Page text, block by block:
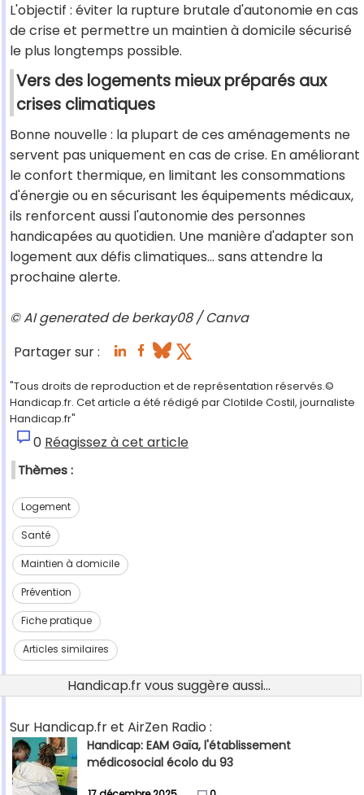
L'objectif : éviter la rupture brutale d'autonomie en cas
de crise et permettre un maintien à domicile sécurisé
le plus longtemps possible.
Vers des logements mieux préparés aux
crises climatiques
Bonne nouvelle : la plupart de ces aménagements ne
servent pas uniquement en cas de crise. En améliorant
le confort thermique, en limitant les consommations
d'énergie ou en sécurisant les équipements médicaux,
ils renforcent aussi l'autonomie des personnes
handicapées au quotidien. Une manière d'adapter son
logement aux défis climatiques... sans attendre la
prochaine alerte.
© AI generated de berkay08 / Canva
Partager sur :
"Tous droits de reproduction et de représentation réservés.©
Handicap.fr. Cet article a été rédigé par Clotilde Costil, journaliste
Handicap.fr"
0 Réagissez à cet article
Thèmes :
Logement
Santé
Maintien à domicile
Prévention
Fiche pratique
Articles similaires
Handicap.fr vous suggère aussi...
Sur Handicap.fr et AirZen Radio :
Handicap: EAM Gaïa, l'établissement
médicosocial écolo du 93